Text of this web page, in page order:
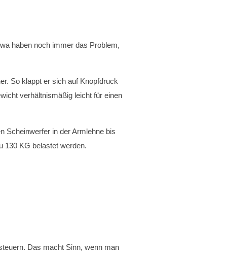
haben noch immer das Problem,
So klappt er sich auf Knopfdruck
verhältnismäßig leicht für einen
Scheinwerfer in der Armlehne bis
130 KG belastet werden.
Das macht Sinn, wenn man